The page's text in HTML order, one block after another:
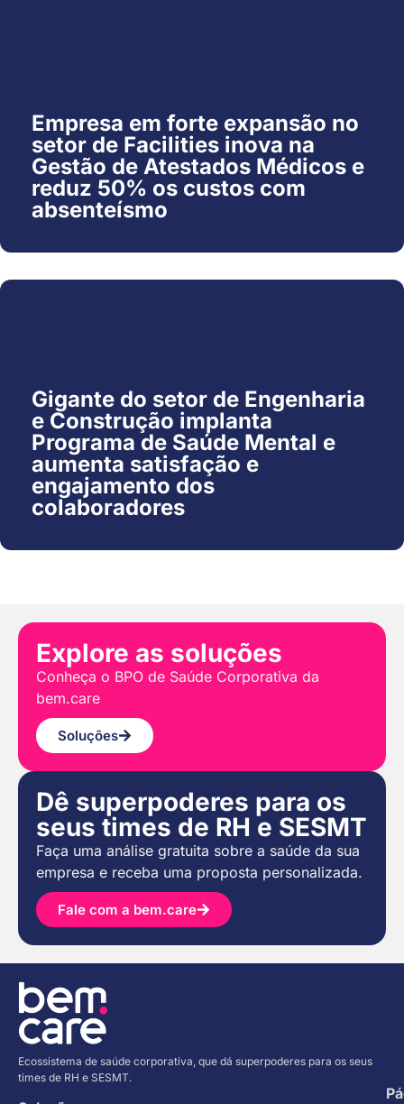
Empresa em forte expansão no
setor de Facilities inova na
Gestão de Atestados Médicos e
reduz 50% os custos com
absenteísmo
Gigante do setor de Engenharia
e Construção implanta
Programa de Saúde Mental e
aumenta satisfação e
engajamento dos
colaboradores
Explore as soluções
Conheça o BPO de Saúde Corporativa da
bem.care
Soluções
Dê superpoderes para os
seus times de RH e SESMT
Faça uma análise gratuita sobre a saúde da sua
empresa e receba uma proposta personalizada.
Fale com a bem.care
Ecossistema de saúde corporativa, que dá superpoderes para os seus
times de RH e SESMT.